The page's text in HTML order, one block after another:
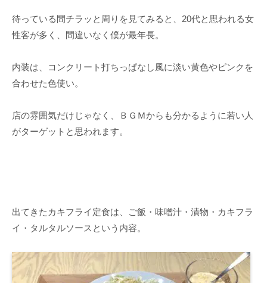
待っている間チラッと周りを見てみると、20代と思われる女
性客が多く、間違いなく僕が最年長。
内装は、コンクリート打ちっぱなし風に淡い黄色やピンクを
合わせた色使い。
店の雰囲気だけじゃなく、ＢＧＭからも分かるように若い人
がターゲットと思われます。
出てきたカキフライ定食は、ご飯・味噌汁・漬物・カキフラ
イ・タルタルソースという内容。